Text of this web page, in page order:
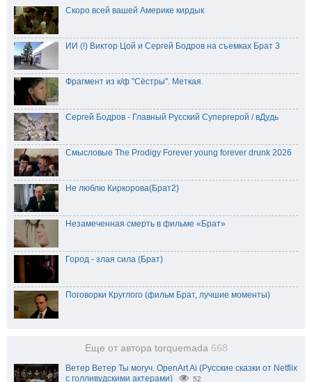
Скоро всей вашей Америке кирдык
ИИ (!) Виктор Цой и Сергей Бодров на съемках Брат 3
Фрагмент из к/ф "Сёстры". Меткая.
Сергей Бодров - Главный Русский Супергерой / вДудь
Смысловые The Prodigy Forever young forever drunk 2026
Не люблю Киркорова(Брат2)
Незамеченная смерть в фильме «Брат»
Город - злая сила (Брат)
Поговорки Круглого (фильм Брат, лучшие моменты)
Еще от автора torquemada 668
Ветер Ветер Ты могуч. OpenArt Ai (Русские сказки от Netflix
с голливудскими актерами)
52